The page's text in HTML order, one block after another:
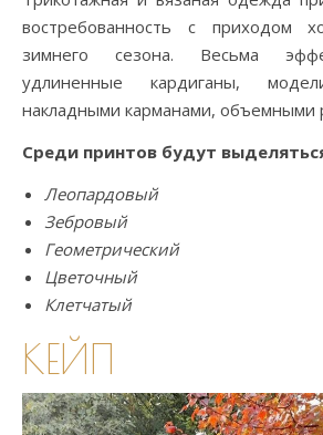
востребованность с приходом
зимнего сезона. Весьма
удлиненные кардиганы,
накладными карманами, объемными
Среди принтов будут
Леопардовый
Зебровый
Геометрический
Цветочный
Клетчатый
КЕЙП